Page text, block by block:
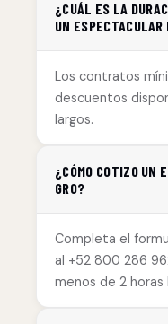
¿CUÁL ES LA
UN
Los contratos
descuentos
largos.
¿CÓMO COTIZO UN
GRO?
Completa el
al +52 800 286
menos de 2 horas